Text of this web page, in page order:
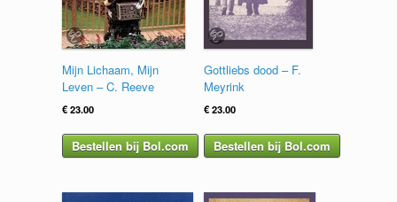
Mijn Lichaam, Mijn
Leven – C. Reeve
€23.00
Bestellen bij Bol.com
Gottliebs dood – F.
Meyrink
€23.00
Bestellen bij Bol.com